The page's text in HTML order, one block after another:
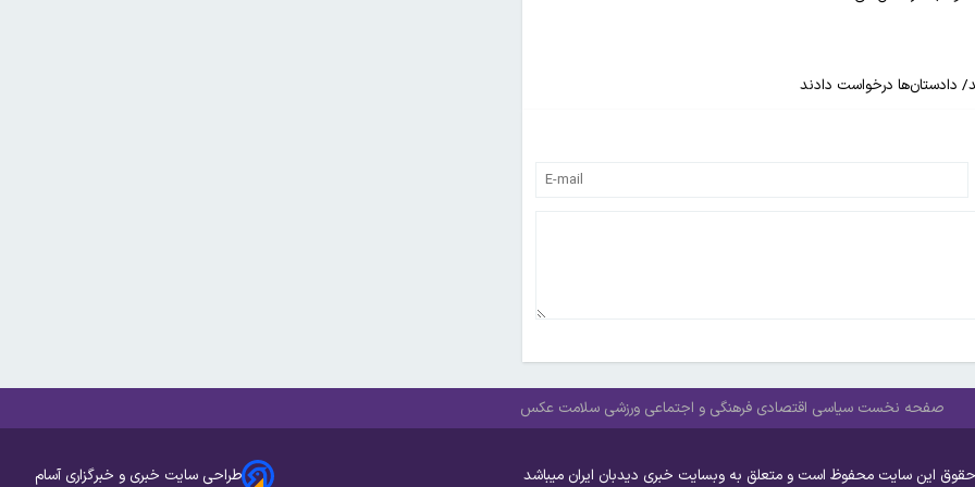
دادستان‌ها درخواست دادند
صفحه نخست سیاسی اقتصادی فرهنگی و اجتماعی ورزشی سلامت عکس
این سایت محفوظ است و متعلق به وبسایت خبری دیدبان ایران میباشد طراحی سایت خبری و خبرگزاری آسام